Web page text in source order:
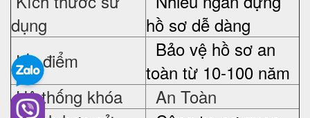
dụng
hồ sơ dễ dàng
Ưu điểm
Bảo vệ hồ sơ an
toàn từ 10-100 năm
Hệ thống khóa
An Toàn